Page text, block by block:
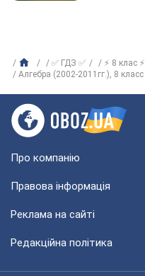
✅ ГДЗ ✅ ⚡ 8 клас ⚡
Алгебра (2002-2011гг.), 8 класс
Про компанію
Правова інформація
Реклама на сайті
Редакційна політика